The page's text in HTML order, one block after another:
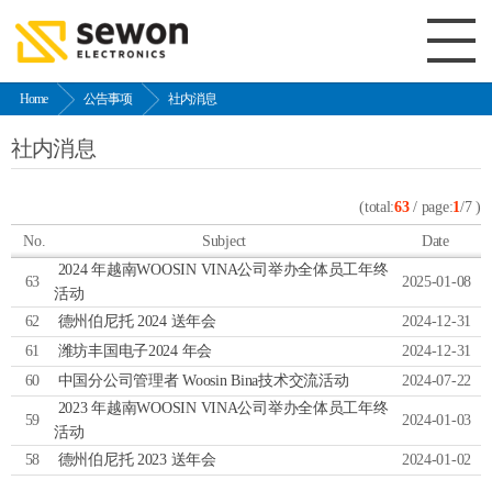
Home 公告事项 社内消息
社内消息
(total:63/ page:1/7 )
No. Subject Date
63
2024 年越南WOOSIN VINA公司举办全体员工年终
活动
2025-01-08
62 德州伯尼托 2024 送年会
2024-12-31
61
潍坊丰国电子2024 年会
2024-12-31
60
中国分公司管理者 Woosin Bina技术交流活动 2024-07-22
59
2023 年越南WOOSIN VINA公司举办全体员工年终
活动
2024-01-03
58 德州伯尼托 2023 送年会
2024-01-02